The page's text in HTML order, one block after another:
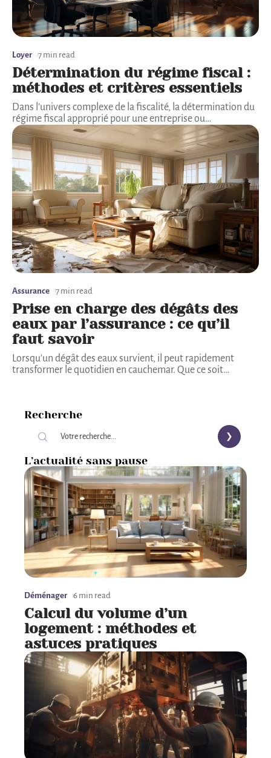
Loyer 7 min read
Détermination du régime fiscal :
méthodes et critères essentiels
Dans l'univers complexe de la fiscalité, la détermination du
régime fiscal approprié pour une entreprise ou…
Assurance 7 min read
Prise en charge des dégâts des
eaux par l’assurance : ce qu’il
faut savoir
Lorsqu'un dégât des eaux survient, il peut rapidement
transformer le quotidien en cauchemar. Que ce soit…
Recherche
L’actualité sans pause
Déménager 6 min read
Calcul du volume d’un
logement : méthodes et
astuces pratiques